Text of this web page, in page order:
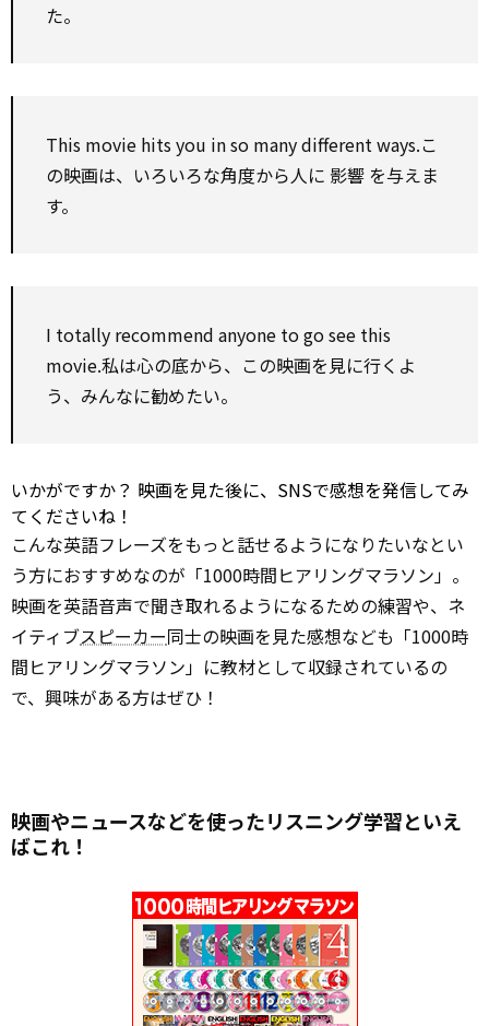
た。
This movie hits you inso manydifferent ways.こ
の映画は、いろいろな角度から人に 影響 を与えま
す。
I totally recommend anyone togosee this
movie.私は心の底から、この映画を見に行くよ
う、みんなに勧めたい。
いかがですか？ 映画を見た後に、SNSで感想を発信してみ
てくださいね！
こんな英語フレーズをもっと話せるようになりたいなとい
う方におすすめなのが「1000時間ヒアリングマラソン」。
映画を英語音声で聞き取れるようになるための練習や、ネ
イティブスピーカー同士の映画を見た感想なども「1000時
間ヒアリングマラソン」に教材として収録されているの
で、興味がある方はぜひ！
映画やニュースなどを使ったリスニング学習といえ
ばこれ！